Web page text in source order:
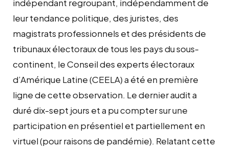
indépendant regroupant, indépendamment de
leur tendance politique, des juristes, des
magistrats professionnels et des présidents de
tribunaux électoraux de tous les pays du sous-
continent, le Conseil des experts électoraux
d’Amérique Latine (CEELA) a été en première
ligne de cette observation. Le dernier audit a
duré dix-sept jours et a pu compter sur une
participation en présentiel et partiellement en
virtuel (pour raisons de pandémie). Relatant cette